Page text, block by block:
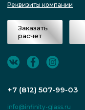
Реквизиты компании
Заказать
расчет
+7 (812) 507-99-03
info@infinity-glass.ru